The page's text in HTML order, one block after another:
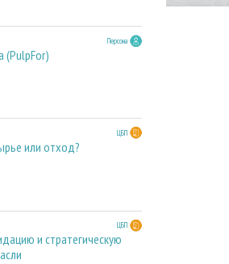
Персона
(PulpFor)
ЦБП
или отход?
ЦБП
и стратегическую